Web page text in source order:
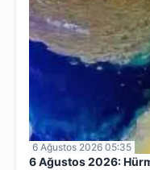
6 Ağustos 2026 05:35
6 Ağustos 2026: